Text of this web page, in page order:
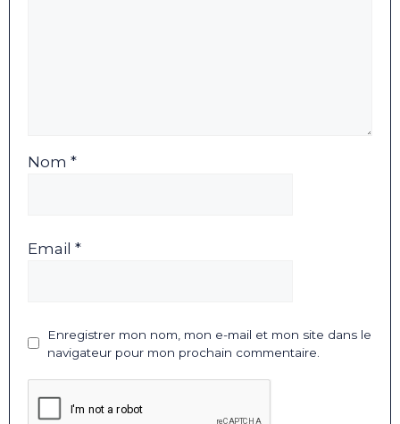
Nom *
Email *
Enregistrer mon nom, mon e-mail et mon site dans le
navigateur pour mon prochain commentaire.